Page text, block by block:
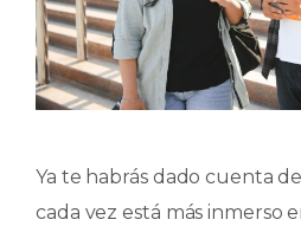
Ya te habrás dado cuenta
cada vez está más inmerso